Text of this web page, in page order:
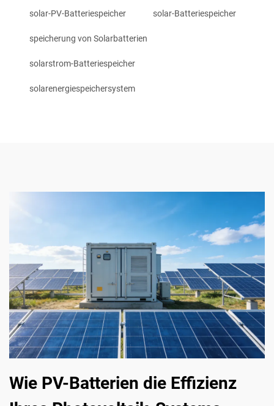
solar-PV-Batteriespeicher solar-Batteriespeicher
speicherung von Solarbatterien
solarstrom-Batteriespeicher
solarenergiespeichersystem
Wie PV-Batterien die Effizienz